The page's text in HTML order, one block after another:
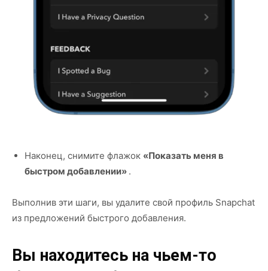
Наконец, снимите флажок «Показать меня в
быстром добавлении» .
Выполнив эти шаги, вы удалите свой профиль Snapchat
из предложений быстрого добавления.
Вы находитесь на чьем-то